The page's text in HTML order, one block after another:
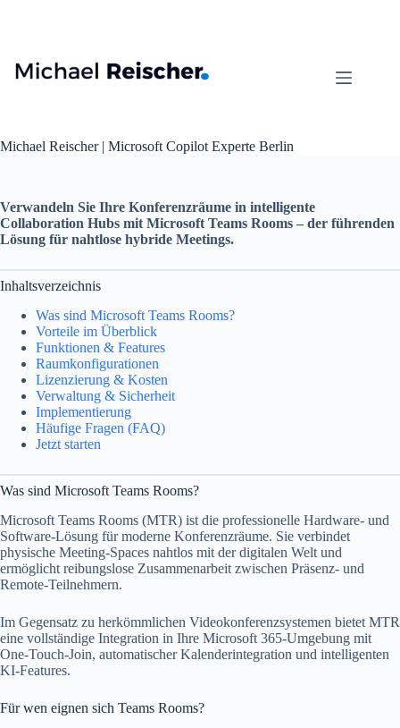
Michael Reischer | Microsoft Copilot Experte Berlin
Verwandeln Sie Ihre Konferenzräume in intelligente
Collaboration Hubs mit Microsoft Teams Rooms – der führenden
Lösung für nahtlose hybride Meetings.
Inhaltsverzeichnis
Was sind Microsoft Teams Rooms?
Vorteile im Überblick
Funktionen & Features
Raumkonfigurationen
Lizenzierung & Kosten
Verwaltung & Sicherheit
Implementierung
Häufige Fragen (FAQ)
Jetzt starten
Was sind Microsoft Teams Rooms?
Microsoft Teams Rooms (MTR) ist die professionelle Hardware- und
Software-Lösung für moderne Konferenzräume. Sie verbindet
physische Meeting-Spaces nahtlos mit der digitalen Welt und
ermöglicht reibungslose Zusammenarbeit zwischen Präsenz- und
Remote-Teilnehmern.
Im Gegensatz zu herkömmlichen Videokonferenzsystemen bietet MTR
eine vollständige Integration in Ihre Microsoft 365-Umgebung mit
One-Touch-Join, automatischer Kalenderintegration und intelligenten
KI-Features.
Für wen eignen sich Teams Rooms?